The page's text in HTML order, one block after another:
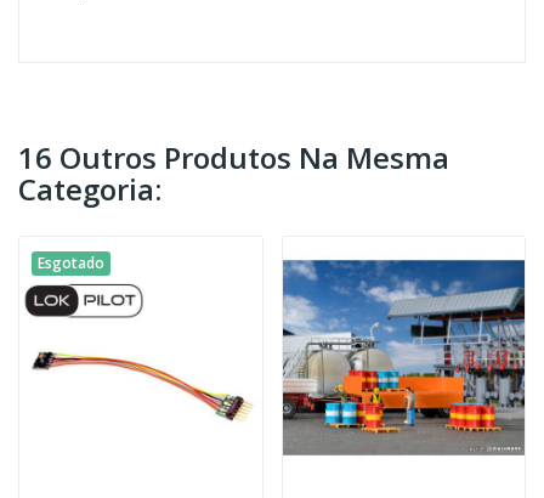
16 Outros Produtos Na Mesma
Categoria:
Esgotado